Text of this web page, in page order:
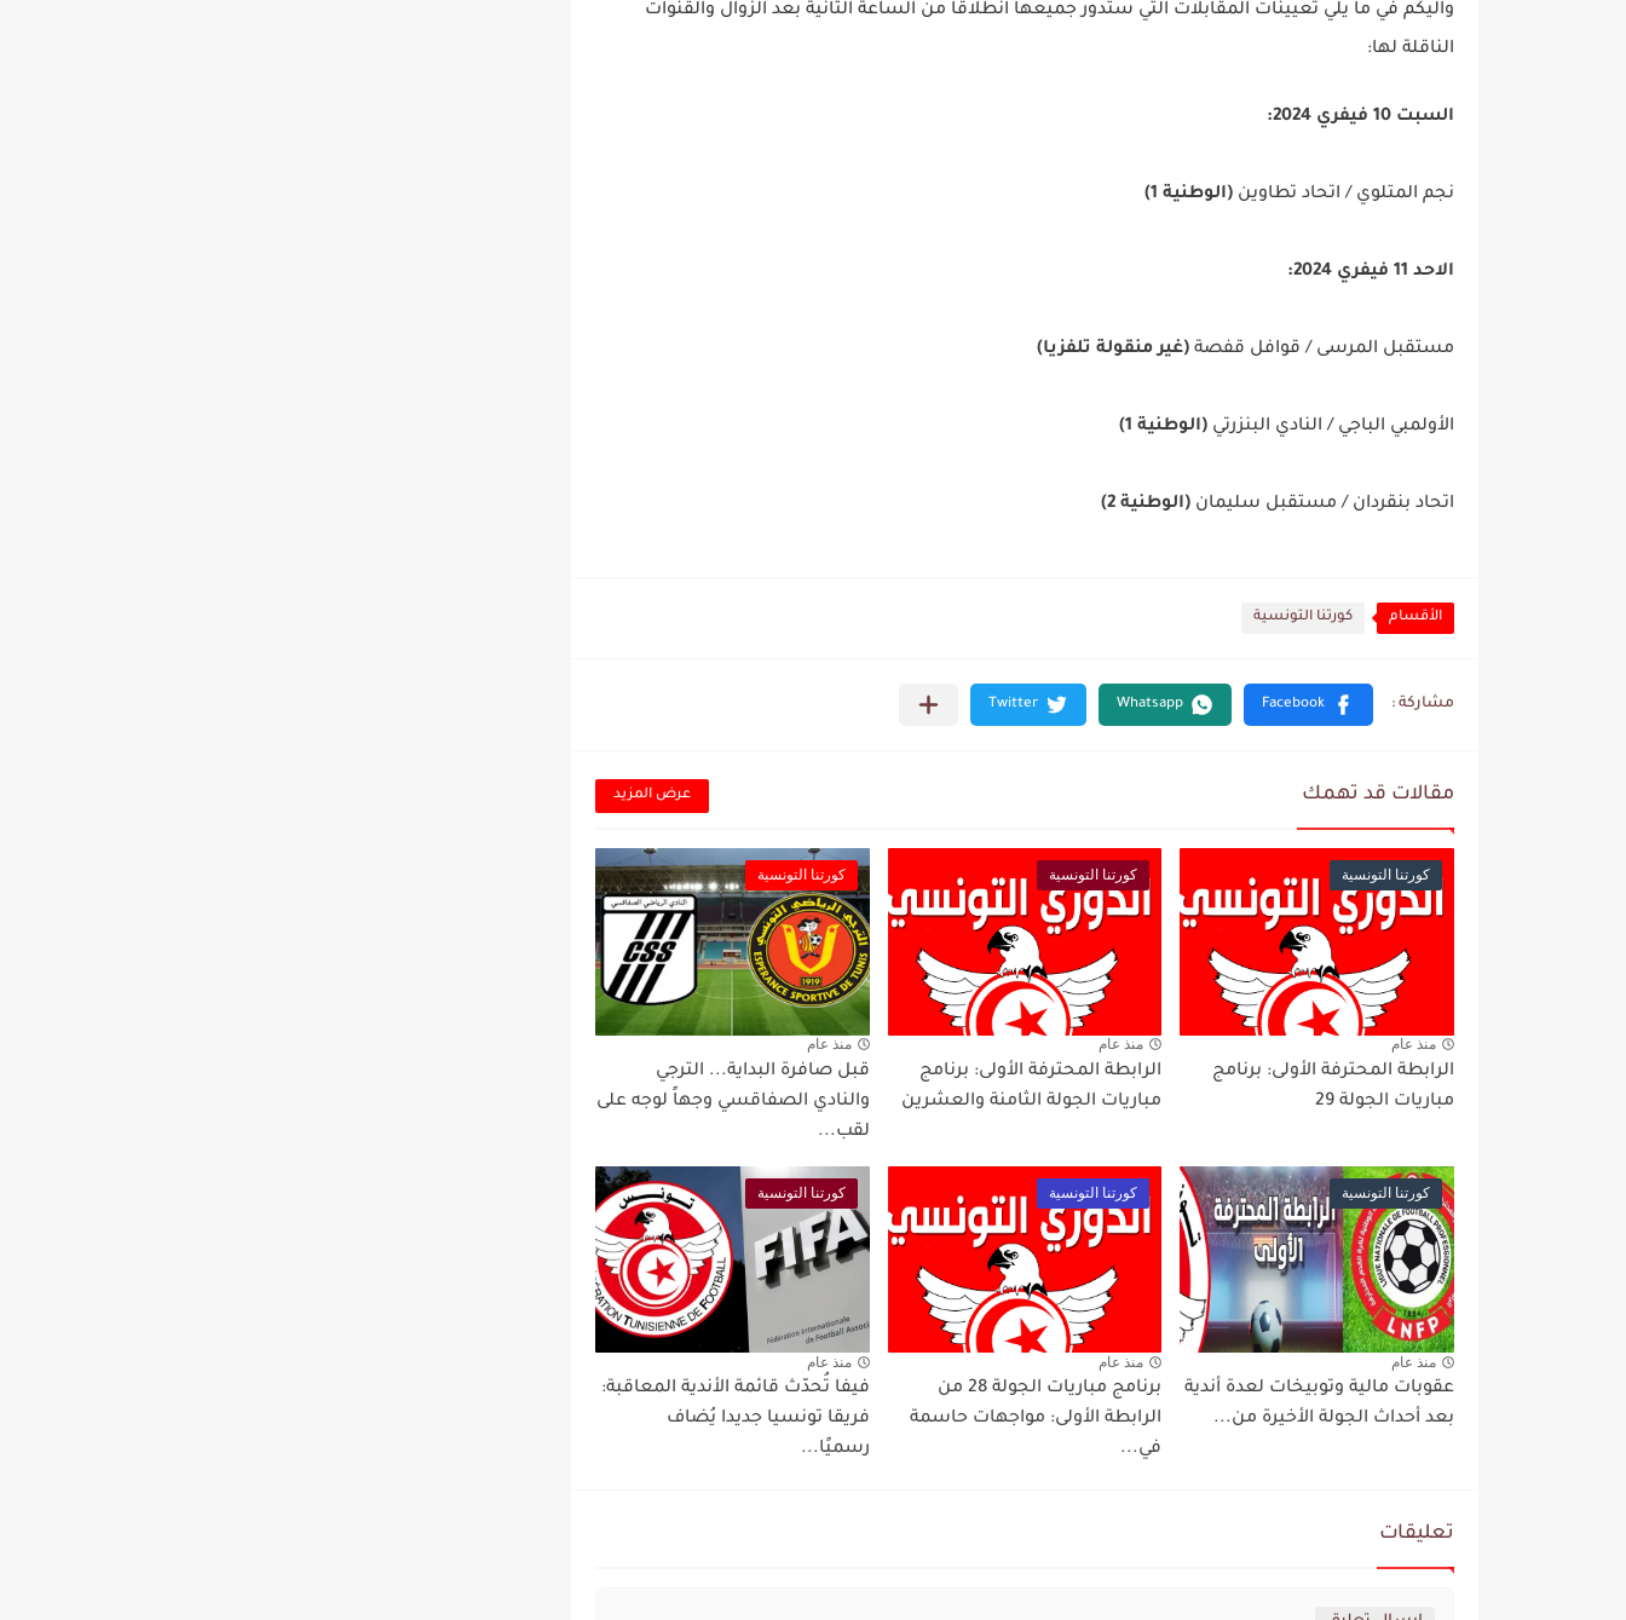
واليكم في ما يلي تعيينات المقابلات التي ستدور جميعها انطلاقا من الساعة الثانية بعد الزوال والقنوات
الناقلة لها:
السبت 10 فيفري 2024:
نجم المتلوي / اتحاد تطاوين (الوطنية 1)
الاحد 11 فيفري 2024:
مستقبل المرسى / قوافل قفصة (غير منقولة تلفزيا)
الأولمبي الباجي / النادي البنزرتي (الوطنية 1)
اتحاد بنقردان / مستقبل سليمان (الوطنية 2)
الأقسام كورتنا التونسية
مقالات قد تهمك عرض المزيد
كورتنا التونسية
منذ عام
الرابطة المحترفة الأولى: برنامج
مباريات الجولة 29
كورتنا التونسية
منذ عام
الرابطة المحترفة الأولى: برنامج
مباريات الجولة الثامنة والعشرين
كورتنا التونسية
منذ عام
قبل صافرة البداية... الترجي
والنادي الصفاقسي وجهاً لوجه على
لقب...
كورتنا التونسية
منذ عام
عقوبات مالية وتوبيخات لعدة أندية
بعد أحداث الجولة الأخيرة من...
كورتنا التونسية
منذ عام
برنامج مباريات الجولة 28 من
الرابطة الأولى: مواجهات حاسمة
في...
كورتنا التونسية
منذ عام
فيفا تُحدّث قائمة الأندية المعاقبة:
فريقا تونسيا جديدا يُضاف
رسميًا...
تعليقات